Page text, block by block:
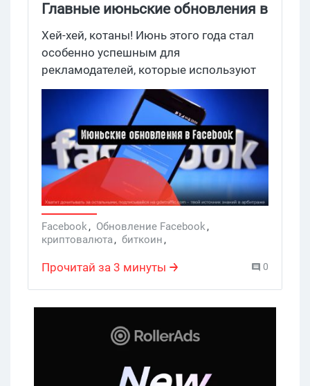
Главные июньские обновления в
Facebook
Хей-хей, котаны! Июнь этого года стал
особенно успешным для
рекламодателей, которые используют
Facebook для продвижения товаров и
услуг. От криптовалюты до
брендированного контента — что
изменилось в социальной сети?
Facebook, Обновление Facebook,
криптовалюта, биткоин,
Прочитай за 3 минуты 0